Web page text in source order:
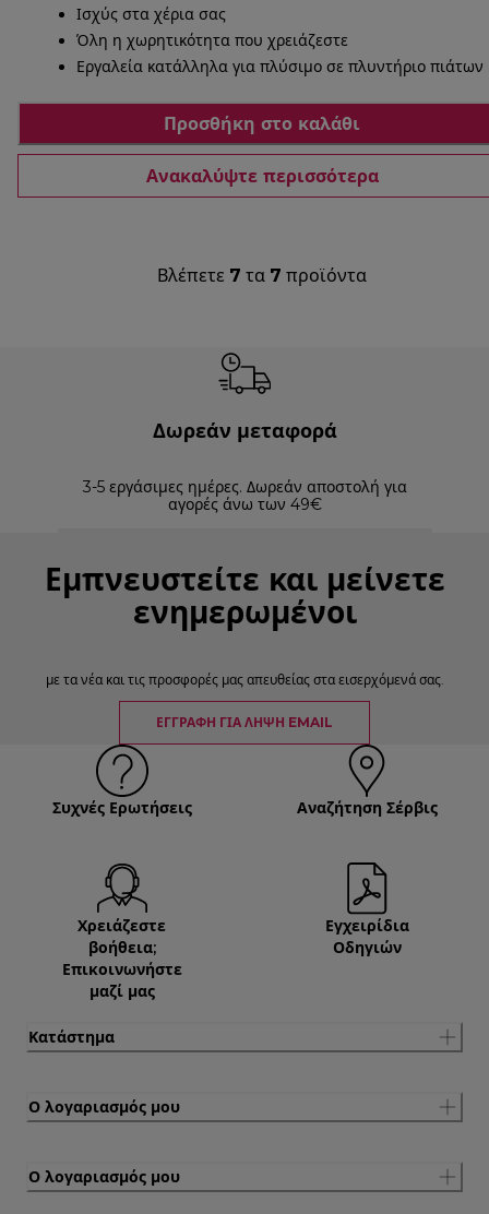
Ισχύς στα χέρια σας
Όλη η χωρητικότητα που χρειάζεστε
Εργαλεία κατάλληλα για πλύσιμο σε πλυντήριο πιάτων
Προσθήκη στο καλάθι
Ανακαλύψτε περισσότερα
Βλέπετε 7 τα 7 προϊόντα
Δωρεάν μεταφορά
3-5 εργάσιμες ημέρες. Δωρεάν αποστολή για
αγορές άνω των 49€
Εμπνευστείτε και μείνετε
ενημερωμένοι
με τα νέα και τις προσφορές μας απευθείας στα εισερχόμενά σας.
ΕΓΓΡΑΦΉ ΓΙΑ ΛΉΨΗ EMAIL
Συχνές Ερωτήσεις Αναζήτηση Σέρβις
Χρειάζεστε
βοήθεια;
Επικοινωνήστε
μαζί μας
Εγχειρίδια
Οδηγιών
Κατάστημα
Ο λογαριασμός μου
Ο λογαριασμός μου